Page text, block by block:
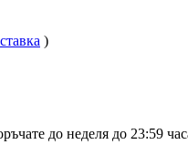
)
до неделя до 23:59